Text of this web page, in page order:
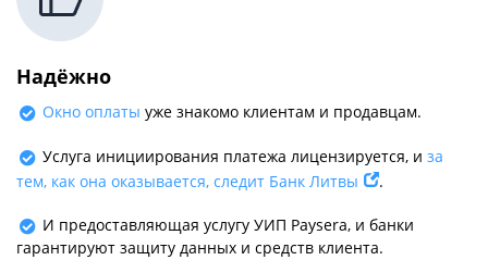
Надёжно
Окно оплаты уже знакомо клиентам и продавцам.
Услуга инициирования платежа лицензируется, и за
тем, как она оказывается, следит Банк Литвы
.
И предоставляющая услугу УИП Paysera, и банки
гарантируют защиту данных и средств клиента.